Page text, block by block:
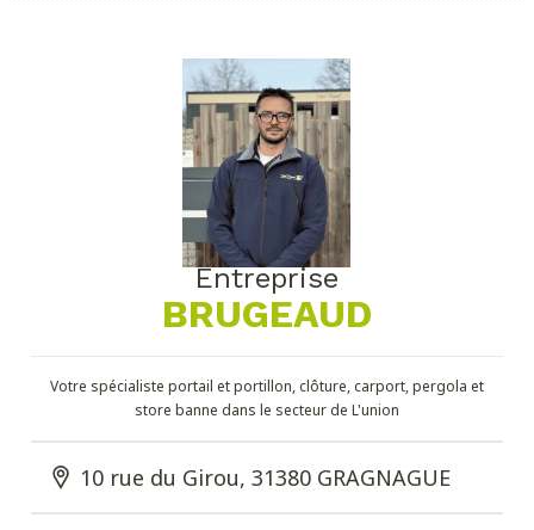
Entreprise
BRUGEAUD
Votre spécialiste portail et portillon, clôture, carport, pergola et
store banne dans le secteur de L'union
10 rue du Girou, 31380 GRAGNAGUE